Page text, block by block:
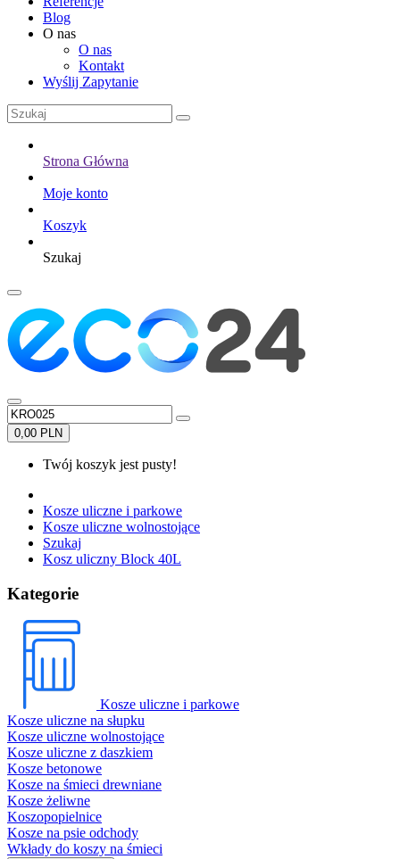
Blog
O nas
O nas
Kontakt
Wyślij Zapytanie
Strona Główna
Moje konto
Koszyk
Szukaj
0,00 PLN
Twój koszyk jest pusty!
Kosze uliczne i parkowe
Kosze uliczne wolnostojące
Szukaj
Kosz uliczny Block 40L
Kategorie
Kosze uliczne i parkowe
Kosze uliczne na słupku
Kosze uliczne wolnostojące
Kosze uliczne z daszkiem
Kosze betonowe
Kosze na śmieci drewniane
Kosze żeliwne
Koszopopielnice
Kosze na psie odchody
Wkłady do koszy na śmieci